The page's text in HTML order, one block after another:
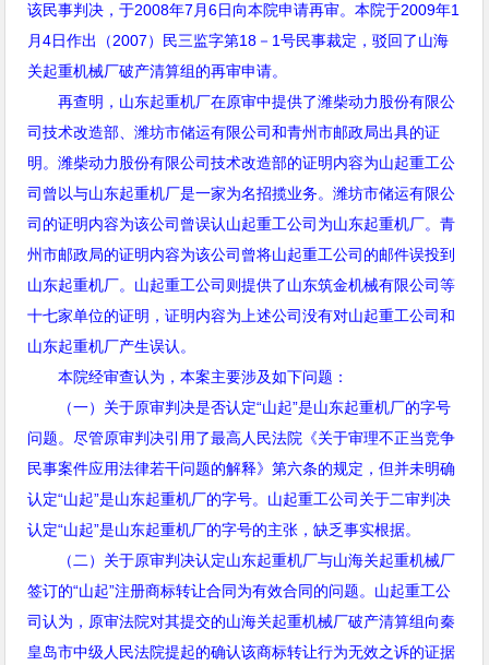
该民事判决，于2008年7 月6日向本院申请再审。本院于2009年1
月4日作出（2007）民三监字第18 － 1号民事裁定，驳回了山海
关起重机械厂破产清算组的再审申请。
再查明，山东起重机厂在原审中提供了潍柴动力股份有限公
司技术改造部、潍坊市储运有限公司和青州市邮政局出具的证
明。潍柴动力股份有限公司技术改造部的证明内容为山起重工公
司曾以与山东起重机厂是一家为名招揽业务。潍坊市储运有限公
司的证明内容为该公司曾误认山起重工公司为山东起重机厂。青
州市邮政局的证明内容为该公司曾将山起重工公司的邮件误投到
山东起重机厂。山起重工公司则提供了山东筑金机械有限公司等
十七家单位的证明，证明内容为上述公司没有对山起重工公司和
山东起重机厂产生误认。
本院经审查认为，本案主要涉及如下问题：
（一）关于原审判决是否认定“山起”是山东起重机厂的字号
问题。尽管原审判决引用了最高人民法院《关于审理不正当竞争
民事案件应用法律若干问题的解释》第六条的规定，但并未明确
认定“山起”是山东起重机厂的字号。山起重工公司关于二审判决
认定“山起”是山东起重机厂的字号的主张，缺乏事实根据。
（二）关于原审判决认定山东起重机厂与山海关起重机械厂
签订的“山起”注册商标转让合同为有效合同的问题。山起重工公
司认为，原审法院对其提交的山海关起重机械厂破产清算组向秦
皇岛市中级人民法院提起的确认该商标转让行为无效之诉的证据